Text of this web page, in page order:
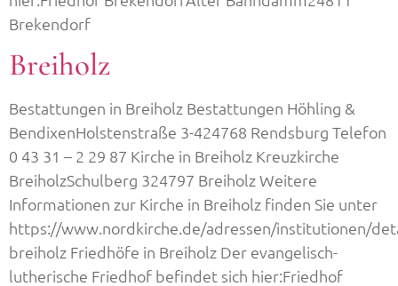
Brekendorf
Breiholz
Bestattungen in Breiholz Bestattungen Höhling &
BendixenHolstenstraße 3-424768 Rendsburg Telefon
0 43 31 – 2 29 87 Kirche in Breiholz Kreuzkirche
BreiholzSchulberg 324797 Breiholz Weitere
Informationen zur Kirche in Breiholz finden Sie unter
https://www.nordkirche.de/adressen/institutionen/
breiholz Friedhöfe in Breiholz Der evangelisch-
lutherische Friedhof befindet sich hier:Friedhof